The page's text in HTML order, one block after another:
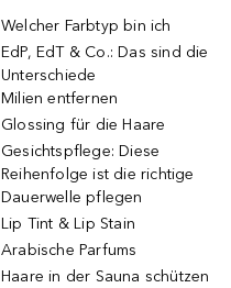
Welcher Farbtyp bin ich
EdP, EdT & Co.: Das sind die
Unterschiede
Milien entfernen
Glossing für die Haare
Gesichtspflege: Diese
Reihenfolge ist die richtige
Dauerwelle pflegen
Lip Tint & Lip Stain
Arabische Parfums
Haare in der Sauna schützen